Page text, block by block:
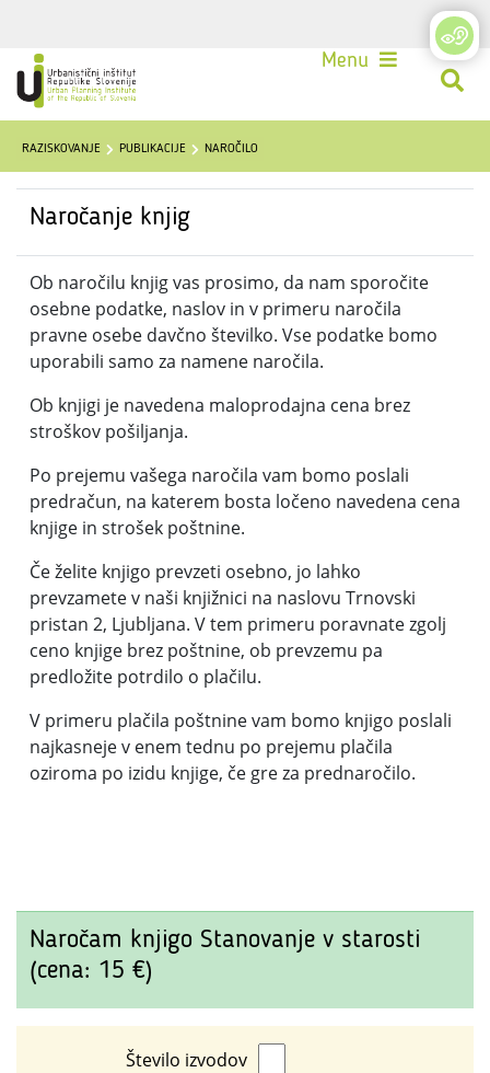
Login
Menu
RAZISKOVANJE PUBLIKACIJE NAROČILO
Naročanje knjig
Ob naročilu knjig vas prosimo, da nam sporočite
osebne podatke, naslov in v primeru naročila
pravne osebe davčno številko. Vse podatke bomo
uporabili samo za namene naročila.
Ob knjigi je navedena maloprodajna cena brez
stroškov pošiljanja.
Po prejemu vašega naročila vam bomo poslali
predračun, na katerem bosta ločeno navedena cena
knjige in strošek poštnine.
Če želite knjigo prevzeti osebno, jo lahko
prevzamete v naši knjižnici na naslovu Trnovski
pristan 2, Ljubljana. V tem primeru poravnate zgolj
ceno knjige brez poštnine, ob prevzemu pa
predložite potrdilo o plačilu.
V primeru plačila poštnine vam bomo knjigo poslali
najkasneje v enem tednu po prejemu plačila
oziroma po izidu knjige, če gre za prednaročilo.
Naročam knjigo Stanovanje v starosti
(cena: 15 €)
Število izvodov